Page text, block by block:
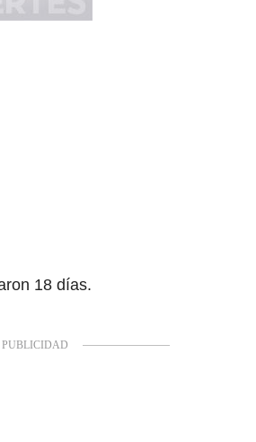
18 días.